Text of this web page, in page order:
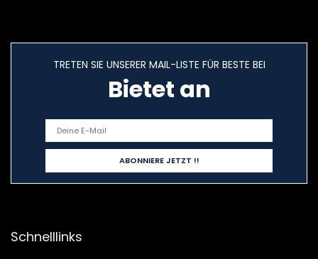
TRETEN SIE UNSERER MAIL-LISTE FÜR BESTE BEI
Bietet an
Schnelllinks